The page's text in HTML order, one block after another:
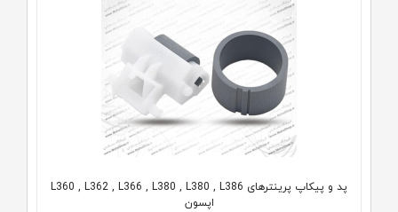
پد و پیکاپ پرینترهای L360 , L362 , L366 , L380 , L380 , L386
اپسون